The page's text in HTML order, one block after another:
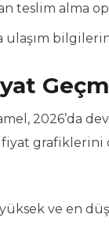
teslim alma
ulaşım
2026’da
grafiklerini
ve en